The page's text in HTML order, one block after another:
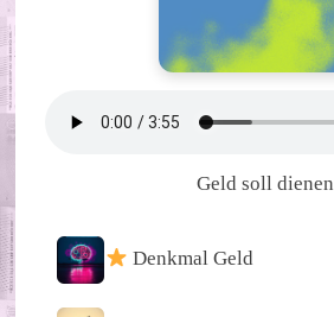
Geld soll dienen
Denkmal Geld